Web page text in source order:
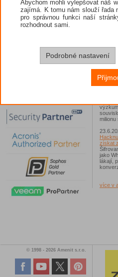
ESET:
Chase
Race
milionu
získat
jako
lákají,
více v
© 1998 - 2026 Amenit s.r.o.
Abychom mohli vylepšovat náš
zajímá. K tomu nám slouží řada
pro správnou funkci naší
rozhodnout sami.
Podrobné nastavení